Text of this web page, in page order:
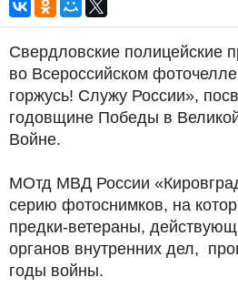
Свердловские полицейские
во Всероссийском
горжусь! Служу России»,
годовщине Победы в
Войне.
МОтд МВД России
серию фотоснимков, на
предки-ветераны,
органов внутренних дел,
годы войны.